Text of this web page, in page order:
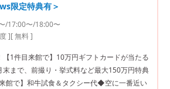
限定特典有＞
/17:00〜/18:00〜
][ 無料 ]
【1件目来館で】10万円ギフトカードが当たる
末まで、前撮り・挙式料など最大150万円特典
館で】和牛試食＆タクシー代◆空に一番近い